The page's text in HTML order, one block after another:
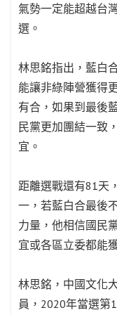
氣勢一定能超越台
選。
林思銘指出，藍白
能讓非綠陣營獲得
有合，如果到最後
民黨更加團結一致
宜。
距離選戰還有81天
一，若藍白合最後
力量，他相信國民
宜或各區立委都能
林思銘，中國文化
員，2020年當選第